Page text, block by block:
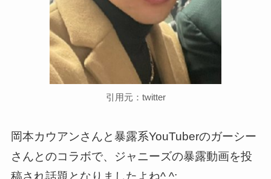
引用元：twitter
岡本カウアンさんと暴露系YouTuberのガーシー
さんとのコラボで、ジャニーズの暴露動画を投
稿され話題となりましたよね^ ^;